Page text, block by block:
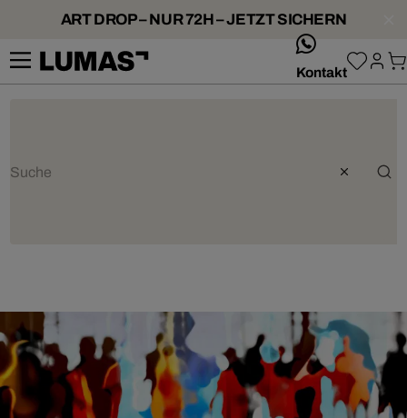
ART DROP – NUR 72H – JETZT SICHERN
Kontakt